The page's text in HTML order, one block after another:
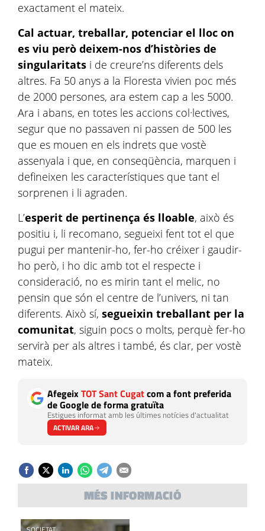
exactament el mateix.
Cal actuar, treballar, potenciar el lloc on
es viu però deixem-nos d’històries de
singularitats i de creure’ns diferents dels
altres. Fa 50 anys a la Floresta vivien poc més
de 2000 persones, ara estem cap a les 5000.
Ara i abans, en totes les accions col·lectives,
segur que no passaven ni passen de 500 les
que es mouen en els indrets que vostè
assenyala i que, en conseqüència, marquen i
defineixen les característiques que tant el
sorprenen i li agraden.
L’esperit de pertinença és lloable, això és
positiu i, li recomano, segueixi fent tot el que
pugui per mantenir-ho, fer-ho créixer i gaudir-
ho però, i ho dic amb tot el respecte i
consideració, no es mirin tant el melic, no
pensin que són el centre de l’univers, ni tan
diferents. Això sí, segueixin treballant per la
comunitat, siguin pocs o molts, perquè fer-ho
servirà per als altres i també, és clar, per vostè
mateix.
AfegeixTOT Sant Cugatcom a font preferida
de Google de forma gratuïta
Estigues informat amb les últimes notícies d'actualitat
ACTIVAR ARA
MÉS INFORMACIÓ
OPINIÓ